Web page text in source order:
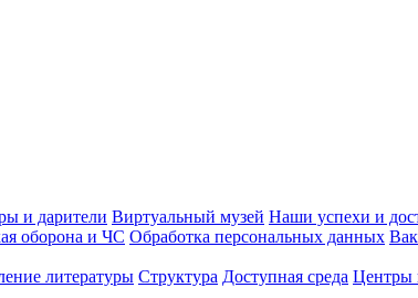
и дарители Виртуальный музей Наши успехи и
оборона и ЧС Обработка персональных данных
литературы Структура Доступная среда Центры